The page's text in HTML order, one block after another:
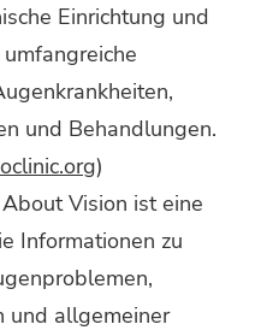
Einrichtung und
und Behandlungen.
)
Vision ist eine
Informationen zu
und allgemeiner